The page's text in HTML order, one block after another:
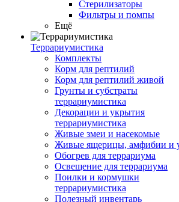
Стерилизаторы
Фильтры и помпы
Ещё
Террариумистика
Комплекты
Корм для рептилий
Корм для рептилий живой
Грунты и субстраты
террариумистика
Декорации и укрытия
террариумистика
Живые змеи и насекомые
Живые ящерицы, амфибии и
Обогрев для террариума
Освещение для террариума
Поилки и кормушки
террариумистика
Полезный инвентарь